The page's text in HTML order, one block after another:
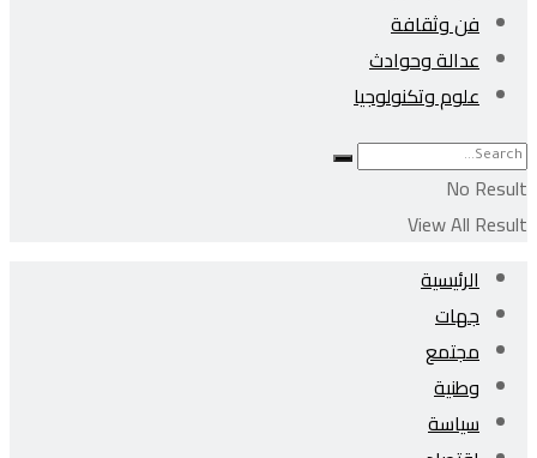
فن وثقافة
عدالة وحوادث
علوم وتكنولوجيا
No Result
View All Result
الرئيسية
جهات
مجتمع
وطنية
سياسة